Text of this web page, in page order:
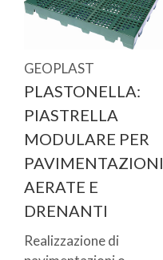
GEOPLAST
PLASTONELLA:
PIASTRELLA
MODULARE PER
PAVIMENTAZIONI
AERATE E
DRENANTI
Realizzazione di